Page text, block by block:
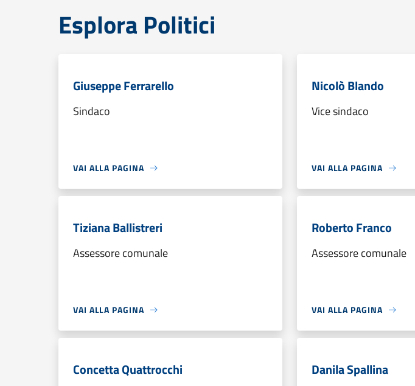
Esplora Politici
Giuseppe Ferrarello
Sindaco
VAI ALLA PAGINA
Nicolò Blando
Vice sindaco
VAI ALLA PAGINA
Tiziana Ballistreri
Assessore comunale
VAI ALLA PAGINA
Roberto Franco
Assessore comunale
VAI ALLA PAGINA
Concetta Quattrocchi Danila Spallina